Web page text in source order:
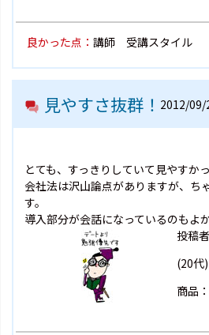
良かった点： 講師 受講スタイル
見やすさ抜群！ 2012/09/
とても、すっきりしていて見やすかっ
会社法は沢山論点がありますが、ち
す。
導入部分が会話になっているのもよ
投稿
(20代)
商品